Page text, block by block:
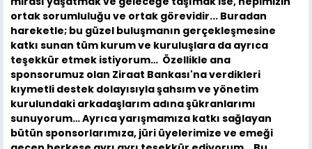
ortak sorumluluğu ve ortak görevidir... Buradan
hareketle; bu güzel buluşmanın gerçekleşmesine
katkı sunan tüm kurum ve kuruluşlara da ayrıca
teşekkür etmek istiyorum… Özellikle ana
sponsorumuz olan Ziraat Bankası'na verdikleri
kıymetli destek dolayısıyla şahsım ve yönetim
kurulundaki arkadaşlarım adına şükranlarımı
sunuyorum… Ayrıca yarışmamıza katkı sağlayan
bütün sponsorlarımıza, jüri üyelerimize ve emeği